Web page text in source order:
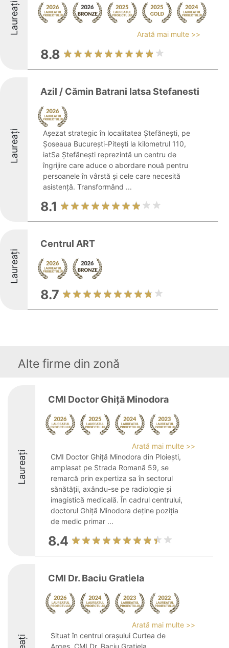
Laureați Arată mai multe >>
8.8
Laureați
Azil / Cămin Batrani Iatsa Stefanesti
Așezat strategic în localitatea Ștefănești, pe
Șoseaua București-Pitești la kilometrul 110,
iatSa Ștefănești reprezintă un centru de
îngrijire care aduce o abordare nouă pentru
persoanele în vârstă și cele care necesită
asistență. Transformând ...
8.1
Laureați
Centrul ART
8.7
Alte firme din zonă
Laureați
CMI Doctor Ghiță Minodora
Arată mai multe >>
CMI Doctor Ghiță Minodora din Ploiești,
amplasat pe Strada Romană 59, se
remarcă prin expertiza sa în sectorul
sănătății, axându-se pe radiologie și
imagistică medicală. În cadrul centrului,
doctorul Ghiță Minodora deține poziția
de medic primar ...
8.4
CMI Dr. Baciu Gratiela
Arată mai multe >>
Situat în centrul orașului Curtea de
Argeș, CMI Dr. Baciu Gratiela